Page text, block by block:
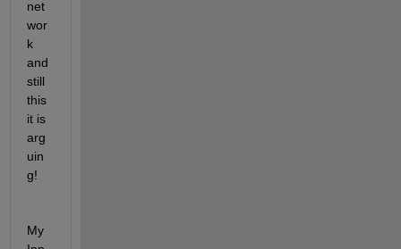
net
wor
k
and
still
this
it is
arg
uin
g!
My